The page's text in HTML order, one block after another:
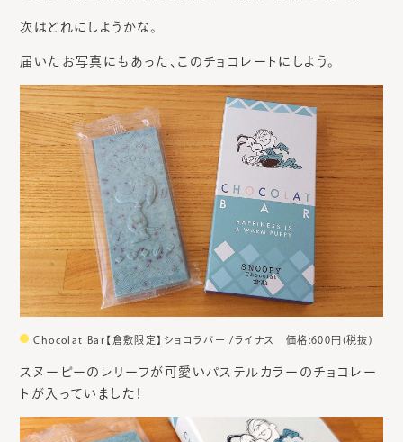
次はどれにしようかな。
届いたお写真にもあった、このチョコレートにしよう。
Chocolat Bar【倉敷限定】ショコラバー /ライナス 価格:600円(税抜)
スヌーピーのレリーフが可愛いパステルカラーのチョコレー
トが入っていました！